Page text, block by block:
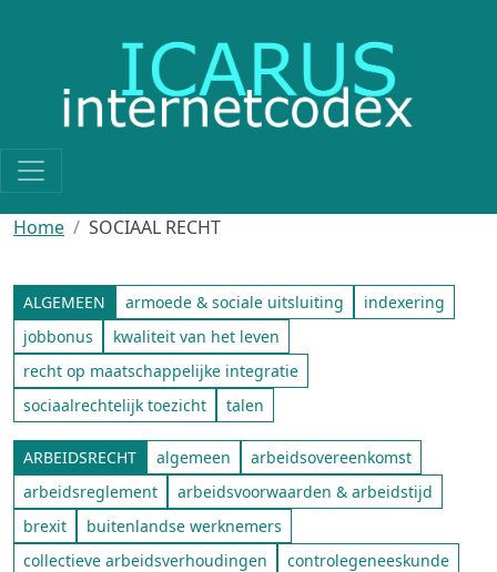
Home SOCIAAL RECHT
ALGEMEEN armoede & sociale uitsluiting
indexering
jobbonus
kwaliteit van het leven
recht op maatschappelijke integratie
sociaalrechtelijk toezicht
talen
ARBEIDSRECHT algemeen
arbeidsovereenkomst
arbeidsreglement
arbeidsvoorwaarden & arbeidstijd
brexit
buitenlandse werknemers
collectieve arbeidsverhoudingen
controlegeneeskunde